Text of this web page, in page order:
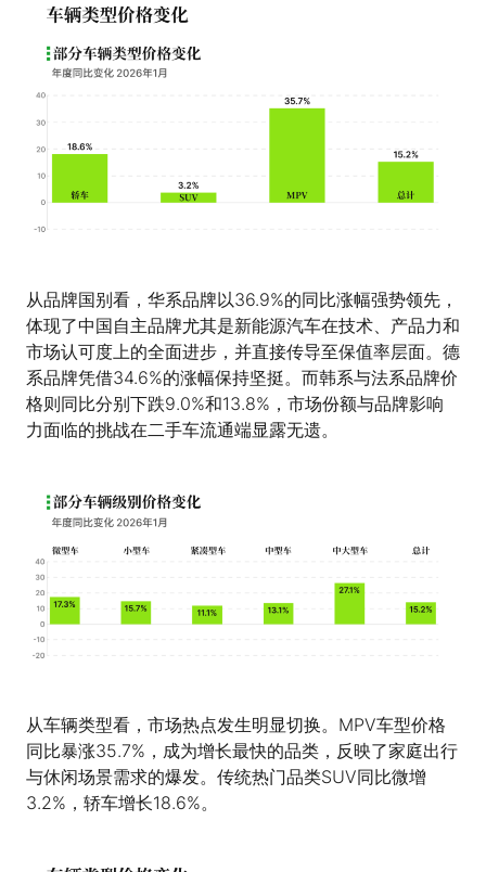
从品牌国别看，华系品牌以36.9%的同比涨幅强势领先，
体现了中国自主品牌尤其是新能源汽车在技术、产品力和
市场认可度上的全面进步，并直接传导至保值率层面。德
系品牌凭借34.6%的涨幅保持坚挺。而韩系与法系品牌价
格则同比分别下跌9.0%和13.8%，市场份额与品牌影响
力面临的挑战在二手车流通端显露无遗。
从车辆类型看，市场热点发生明显切换。MPV车型价格
同比暴涨35.7%，成为增长最快的品类，反映了家庭出行
与休闲场景需求的爆发。传统热门品类SUV同比微增
3.2%，轿车增长18.6%。